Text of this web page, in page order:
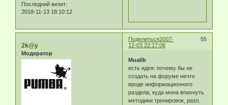
Последний визит:
2018-11-13 18:10:12
Поделиться 55
2007-
12-03 22:17:06
2k@y
Модератор
Mualib
есть идея: почему бы не
создать на форуме нечто
вроде информационного
раздела, куда мона впихнуть
методики тренировок, разл.